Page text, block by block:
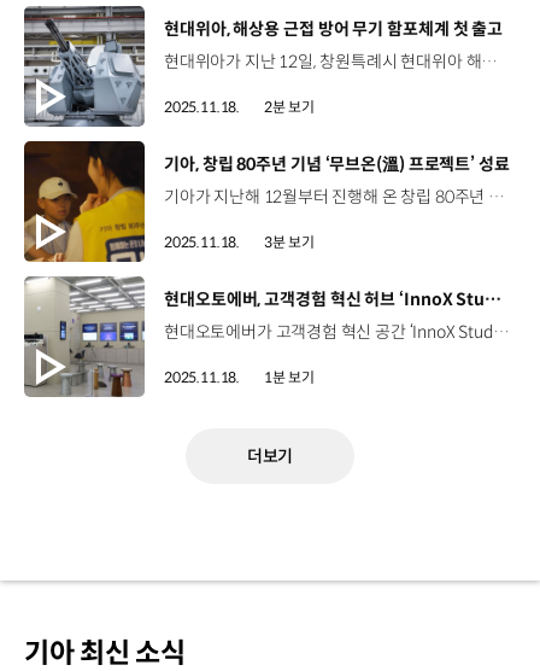
[동영상]
현대위아, 해상용 근접 방어 무기 함포체계 첫 출고
현대위아가 지난 12일, 창원특례시 현대위아 해상조립장에서 해상용 근접 방어 무기(CIWS-II)의 함포체계 첫 출고식을 개최했습니다. CIWS-II는 군 함정에 접근하는 전투기, 대함 미사일, 고속정 등을 탐지·추적하고 고속 사격하는 함정의 최종 방어 무기인데요. 현대위아가 개발한 함포체계는 CIWS-II에서 사격 및 구동을 담당하는 부분입니다. 포탑부에는 분당 최대 4,000발 이상의 발사속도를 지닌 30㎜ 개틀링 기관총을 장착했고, 포탑 제어부에 의해 360도의 방위각으로 구동이 가능합니다. 권오성 부사장 / 현대위아 대표이사단순한 한 척의 무기 체계 완성이 아니라 우리 모두가 함께 쌓아 올린 기술의 결실이자 자주 국방의 새로운 이정표입니다. 이날 선보인 CIWS-II 함포체계는 향후, 한국형차기구축함(KDDX)과 충남급 호위함(FFX Batch-Ⅲ) 등 신형 전투함에 탑재될 예정입니다.
2025.11.18. 2분 보기
[동영상]
기아, 창립 80주년 기념 ‘무브온(溫) 프로젝트’ 성료
기아가 지난해 12월부터 진행해 온 창립 80주년 기념 ‘무브온 프로젝트’를 성공적으로 마무리했습니다. 무브온은 고객과 지역사회에 감사의 마음을 전하기 위해 진행된 임직원 자원봉사 중심의 사회공헌 프로젝트인데요. 단순한 기부가 아니라 지역사회가 직면한 현실적 어려움에 직접 도움을 주기 위해 전국 지역기관 및 사회단체를 대상으로 사연 공모 후 최종 80건을 심사·선정했습니다. 최준영 사장 / 기아 국내생산담당 무브온의 온은 한자 따뜻할 ‘온(溫)’과 영어 ‘온(ON)’ 두 가지 의미를 지니고 있습니다. 마음을 밝히는 따뜻한 불이 켜지는 순간처럼 무브온을 통해 기아가 고객과 지역 사회에 따뜻한 변화를 만들어가는 신뢰받는 동반자임을 전하고 싶습니다. 기아 임직원 봉사단은 사연의 주인공이 있는 현장을 직접 찾아가 교육, 의료, 환경 등 7개 분야에서 실질적인 도움을 제공했는데요. 임직원이 자발적으로 참여해 8천여 명의 수혜자들에게 온정을 전달했습니다. 고한나 매니저 / 기아 서버엔지니어링팀원래 ‘봉사활동을 한 번 해보고 싶다’는 마음은 있었었는데 혼자 참여하기에는 두렵고, 어색한 부분이 있었는데, 이번 무브온 봉사활동에서 기아 임직원들과 함께 봉사활동을 해볼 수 있는 기회가 주어져서 정말 좋았습니다. 오현숙 / 서울시각장애인복지관저희 시각장애인들은 여기에 나오기가 너무 힘들거든요. 정말 오랜만에 아주 작은 행복이 아니라 큰 행복이에요. 특히, 이번 프로젝트는 지역사회와의 관계를 수혜 중심에서 공감 중심으로 전환시켰다는 점에서 새로운 사회공헌 모델을 제시했다는 평가를 받았습니다. 이지민 매니저 / 기아 라이프디자인팀이 프로젝트는 우리 모두의 이야기로 완성됐습니다. 진심을 담은 나눔은 사람과 사람을 잇고, 더 나은 세상을 만드는 힘이 된다는 것을 배웠습니다. 앞으로도 우리가 함께 만든 이 따뜻한 시작이 더 많은 사람에게 닿을 수 있도록 지속적으로 고민하고 진심으로 실천해 나가겠습니다. 기아는 앞으로도 임직원들과 함께 사람과 사회를 향한 따뜻한 움직임을 지속해 나갈 계획입니다.
2025.11.18. 3분 보기
[동영상]
현대오토에버, 고객경험 혁신 허브 ‘InnoX Studio’ 개관
현대오토에버가 고객경험 혁신 공간 ‘InnoX Studio’를 개관했습니다. InnoX Studio는 현대오토에버의 최신 모빌리티 기술을 직접 체험할 수 있는 ‘디지털 전시’, 기술의 효용성을 검증하고, 사업적 가치를 검토할 수 있는 ‘피드백’, 문제 발견부터 신사업 기회 발굴까지 고객사와 함께하는 ‘워크숍’ 등 세 개 구역으로 구분되는데요. 올해 초 신설된 DX센터가 InnoX Studio의 운영을 맡아, 디지털 기술을 통한 고객가치 혁신을 선도할 예정입니다. 현대오토에버는 InnoX Studio를 혁신의 허브로 삼아 신규 비즈니스 창출을 위해 노력하고, 고객사 맞춤형 서비스 기획, DX 컨설팅 고도화 등을 추진할 계획입니다.
2025.11.18. 1분 보기
더보기
기아 최신 소식